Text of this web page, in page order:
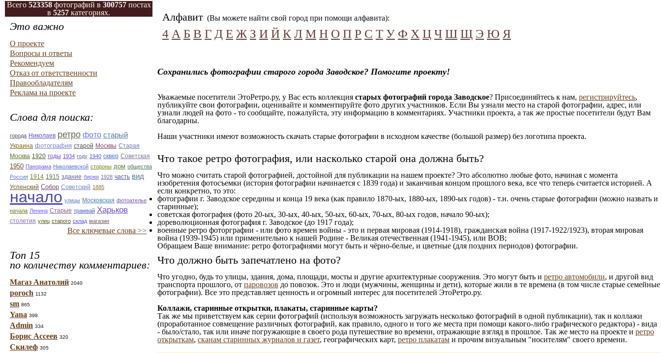
Всего 523358фотографий в 300757постах
в 5257 категориях.
Это важно
О проекте
Вопросы и ответы
Рекомендуем
Отказ от ответственности
Правообладателям
Реклама на проекте
Слова для поиска:
города Николаев ретро фото старый
Украина фотография старой Москвы Старая
Москва 1920 годы 1934 году 1940 сквер Советская
1950 Панорама Николаевской стороны дом общества
Россия 1914 1915 здание биржи 1928 часть вид
Успенский Собор Советский 1885
начало улицы Московская фотоателье
начала Ленина Старые трамвай Харьков
столетия улиц старого склад магазин
Все ключевые слова >>
Топ 15
по количеству комментариев:
Магаз Анатолий 2040
poroch 1132
sm 865
Yana 398
Admin 334
Борис Ассеев 320
Скилеф 305
Алфавит (Вы можете найти свой город при помощи алфавита):
4 А Б В Г Д Е Ж З И Й К Л М Н О П Р С Т У Ф Х Ц Ч Ш Щ Э Ю Я
Сохранились фотографии старого города Заводское? Помогите проекту!
Уважаемые посетители ЭтоРетро.ру, у Вас есть коллекция старых фотографий города Заводское? Присоединяйтесь к нам, регистрируйтесь,
публикуйте свои фотографии, оценивайте и комментируйте фото других участников. Если Вы узнали место на старой фотографии, адрес, или
узнали людей на фото - то сообщайте, пожалуйста, эту информацию в комментариях. Участники проекта, а так же простые посетители будут Вам
благодарны.
Наши участники имеют возможность скачать старые фотографии в исходном качестве (большой размер) без логотипа проекта.
Что такое ретро фотография, или насколько старой она должна быть?
Что можно считать старой фотографией, достойной для публикации на нашем проекте? Это абсолютно любые фото, начиная c момента
изобретения фотосъемки (история фотографии начинается с 1839 года) и заканчивая концом прошлого века, все что теперь считается историей. А
если конкретно, то это:
фотографии г. Заводское середины и конца 19 века (как правило 1870-ых, 1880-ых, 1890-ых годов) - т.н. очень старые фотографии (можно назвать и
старинные);
советская фотография (фото 20-ых, 30-ых, 40-ых, 50-ых, 60-ых, 70-ых, 80-ых годов, начало 90-ых);
дореволюционная фотография г. Заводское (до 1917 года);
военные ретро фоторграфии - или фото времен войны - это и первая мировая (1914-1918), гражданская война (1917-1922/1923), вторая мировая
война (1939-1945) или применительно к нашей Родине - Великая отечественная (1941-1945), или ВОВ;
Обращаем Ваше внимание: ретро фотографиями могут быть и чёрно-белые, и цветные (для поздних периодов) фотографии.
Что должно быть запечатлено на фото?
Что угодно, будь то улицы, здания, дома, площади, мосты и другие архитектурные сооружения. Это могут быть и ретро автомобили, и другой вид
транспорта прошлого, от паровозов до повозок. Это и люди (мужчины, женщины и дети), которые жили в те времена (в том числе старые семейные
фотографии). Все это представляет ценность и огромный интерес для посетителей ЭтоРетро.ру.
Коллажи, старинные открытки, плакаты, старинные карты?
Так же мы приветствуем как серии фотографий (используя возможность загружать несколько фотографий в одной публикации), так и коллажи
(проработанное совмещение различных фотографий, как правило, одного и того же места при помощи какого-либо графического редактора) - вида
- было/стало, так или иначе погружающие в своего рода путешествие во времени, отражающие взгляд в прошлое. Так же место на проекте и ретро
открыткам, сканам старинных журналов и газет, географических карт, ретро плакатам и прочим визуальным "носителям" своего времени.